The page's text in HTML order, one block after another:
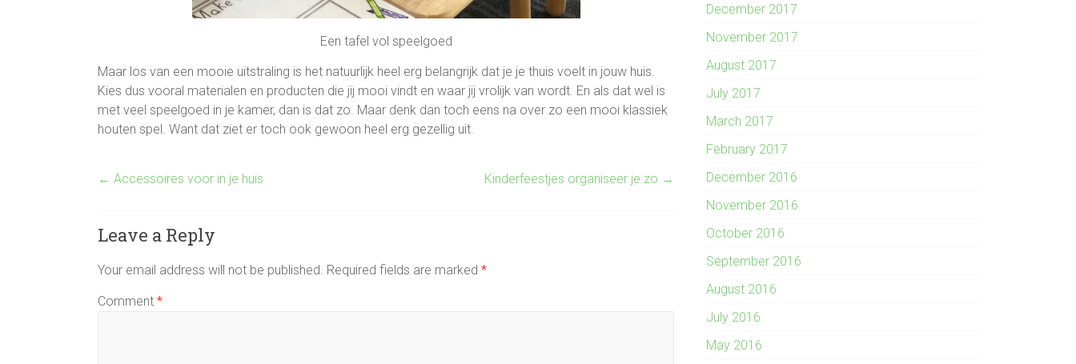
Een tafel vol speelgoed
Maar los van een mooie uitstraling is het natuurlijk heel erg belangrijk dat je je thuis voelt in jouw huis.
Kies dus vooral materialen en producten die jij mooi vindt en waar jij vrolijk van wordt. En als dat wel is
met veel speelgoed in je kamer, dan is dat zo. Maar denk dan toch eens na over zo een mooi klassiek
houten spel. Want dat ziet er toch ook gewoon heel erg gezellig uit.
← Accessoires voor in je huis Kinderfeestjes organiseer je zo →
Leave a Reply
Your email address will not be published. Required fields are marked *
Comment *
December 2017
November 2017
August 2017
July 2017
March 2017
February 2017
December 2016
November 2016
October 2016
September 2016
August 2016
July 2016
May 2016